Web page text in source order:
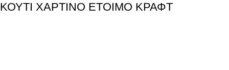
ΚΟΥΤΙ ΧΑΡΤΙΝΟ ΕΤΟΙΜΟ ΚΡΑΦΤ